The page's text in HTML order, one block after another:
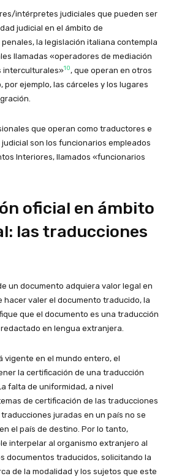
intérpretes judiciales que pueden ser
judicial en el ámbito de
la legislación italiana contempla
llamadas «operadores de mediación
interculturales»10, que operan en otros
por ejemplo, las cárceles y los lugares
que operan como traductores e
son los funcionarios empleados
Interiores, llamados «funcionarios
oficial en ámbito
las traducciones
un documento adquiera valor legal en
hacer valer el documento traducido, la
que el documento es una traducción
en lengua extranjera.
vigente en el mundo entero, el
la certificación de una traducción
falta de uniformidad, a nivel
de certificación de las traducciones
juradas en un país no se
el país de destino. Por lo tanto,
interpelar al organismo extranjero al
documentos traducidos, solicitando la
de la modalidad y los sujetos que este